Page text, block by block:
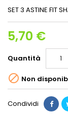
SET 3 ASTINE FIT
5,70 €
Quantità
 Non
Condividi